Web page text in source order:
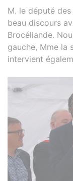
M. le député
beau discours
Brocéliande.
gauche, Mme la
intervient